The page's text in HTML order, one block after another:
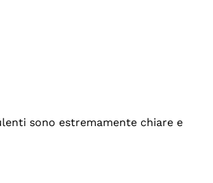
sono estremamente chiare e